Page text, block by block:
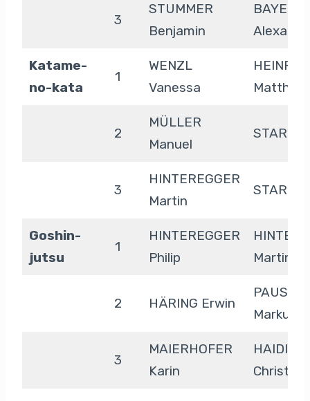
3
STUMMER
Benjamin
BAYER
Katame-
no-kata
1
WENZL
Vanessa
Matthias
2
MÜLLER
Manuel
STARK
3
HINTEREGGER
Martin
STARK
Goshin-
jutsu
1
HINTEREGGER
Philip
Martin
2 HÄRING Erwin
PAUSCH
Markus
3
MAIERHOFER
Karin
Christof